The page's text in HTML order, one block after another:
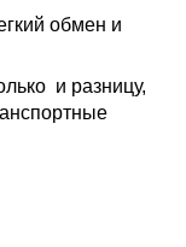
обмен и
и разницу,